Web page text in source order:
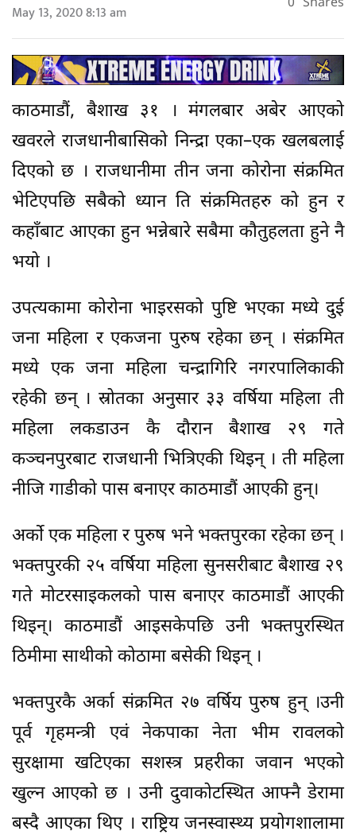
May 13, 2020 8:13 am 0 Shares
काठमाडौं, बैशाख ३१ । मंगलबार अबेर आएको
खवरले राजधानीबासिको निन्द्रा एका–एक खलबलाई
दिएको छ । राजधानीमा तीन जना कोरोना संक्रमित
भेटिएपछि सबैको ध्यान ति संक्रमितहरु को हुन र
कहाँबाट आएका हुन भन्नेबारे सबैमा कौतुहलता हुने नै
भयो ।
उपत्यकामा कोरोना भाइरसको पुष्टि भएका मध्ये दुई
जना महिला र एकजना पुरुष रहेका छन् । संक्रमित
मध्ये एक जना महिला चन्द्रागिरि नगरपालिकाकी
रहेकी छन् । स्रोतका अनुसार ३३ वर्षिया महिला ती
महिला लकडाउन कै दौरान बैशाख २९ गते
कञ्चनपुरबाट राजधानी भित्रिएकी थिइन् । ती महिला
नीजि गाडीको पास बनाएर काठमाडौं आएकी हुन्।
अर्को एक महिला र पुरुष भने भक्तपुरका रहेका छन् ।
भक्तपुरकी २५ वर्षिया महिला सुनसरीबाट बैशाख २९
गते मोटरसाइकलको पास बनाएर काठमाडौं आएकी
थिइन्। काठमाडौं आइसकेपछि उनी भक्तपुरस्थित
ठिमीमा साथीको कोठामा बसेकी थिइन् ।
भक्तपुरकै अर्का संक्रमित २७ वर्षिय पुरुष हुन् ।उनी
पूर्व गृहमन्त्री एवं नेकपाका नेता भीम रावलको
सुरक्षामा खटिएका सशस्त्र प्रहरीका जवान भएको
खुल्न आएको छ । उनी दुवाकोटस्थित आफ्नै डेरामा
बस्दै आएका थिए । राष्ट्रिय जनस्वास्थ्य प्रयोगशालामा